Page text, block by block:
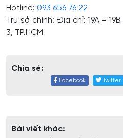
Hotline: 093 656 76 22
Trụ sở chính: Địa chỉ: 19A -
3, TP.HCM
Chia sẻ:
Facebook Twitter
Bài viết khác: